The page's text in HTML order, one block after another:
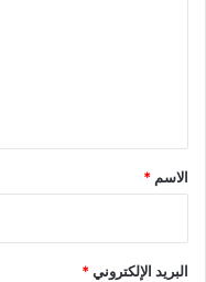
*
الاسم *
البريد الإلكتروني*